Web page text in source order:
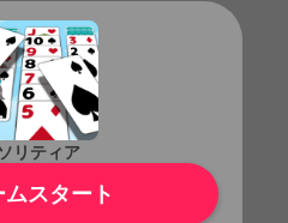
ソリティア
ムスタート